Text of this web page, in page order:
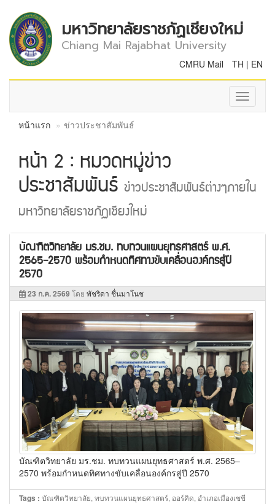
มหาวิทยาลัยราชภัฏเชียงใหม่
Chiang Mai Rajabhat University
CMRU Mail TH | EN
Toggle
หน้าแรก
ข่าวประชาสัมพันธ์
หน้า 2 : หมวดหมู่ข่าว
ประชาสัมพันธ์ ข่าวประชาสัมพันธ์ต่างๆภายใน
มหาวิทยาลัยราชภัฏเชียงใหม่
บัณฑิตวิทยาลัย มร.ชม. ทบทวนแผนยุทธศาสตร์ พ.ศ.
2565–2570 พร้อมกำหนดทิศทางขับเคลื่อนองค์กรสู่ปี
2570
23 ก.ค. 2569 โดย พัชริดา ชื่นมาโนช
บัณฑิตวิทยาลัย มร.ชม. ทบทวนแผนยุทธศาสตร์ พ.ศ. 2565–
2570 พร้อมกำหนดทิศทางขับเคลื่อนองค์กรสู่ปี 2570
Tags : บัณฑิตวิทยาลัย, ทบทวนแผนยุทธศาสตร์, ออร์คิด, อำเภอเมืองเชขี